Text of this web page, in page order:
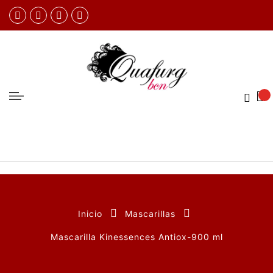
Inicio Mascarillas
Mascarilla Kinessences Antiox-900 ml